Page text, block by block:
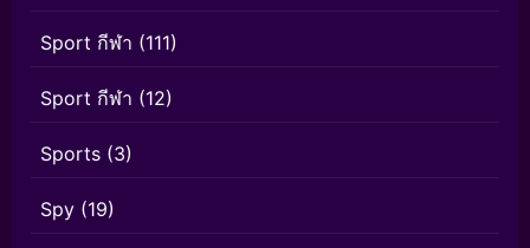
Sport กีฬา (111)
Sport กีฬา (12)
Sports (3)
Spy (19)